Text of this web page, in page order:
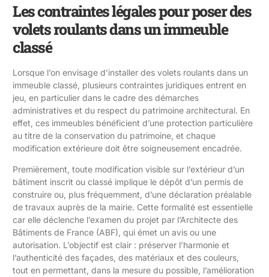
Les contraintes légales pour poser des
volets roulants dans un immeuble
classé
Lorsque l’on envisage d’installer des volets roulants dans un
immeuble classé, plusieurs contraintes juridiques entrent en
jeu, en particulier dans le cadre des démarches
administratives et du respect du patrimoine architectural. En
effet, ces immeubles bénéficient d’une protection particulière
au titre de la conservation du patrimoine, et chaque
modification extérieure doit être soigneusement encadrée.
Premièrement, toute modification visible sur l’extérieur d’un
bâtiment inscrit ou classé implique le dépôt d’un permis de
construire ou, plus fréquemment, d’une déclaration préalable
de travaux auprès de la mairie. Cette formalité est essentielle
car elle déclenche l’examen du projet par l’Architecte des
Bâtiments de France (ABF), qui émet un avis ou une
autorisation. L’objectif est clair : préserver l’harmonie et
l’authenticité des façades, des matériaux et des couleurs,
tout en permettant, dans la mesure du possible, l’amélioration